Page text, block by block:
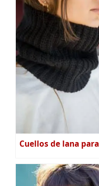
Cuellos de lana